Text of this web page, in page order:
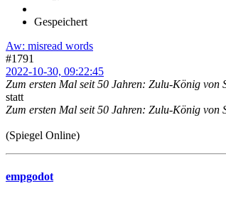
Gespeichert
Aw: misread words
#1791
2022-10-30, 09:22:45
Zum ersten Mal seit 50 Jahren: Zulu-König von
statt
Zum ersten Mal seit 50 Jahren: Zulu-König von
(Spiegel Online)
empgodot